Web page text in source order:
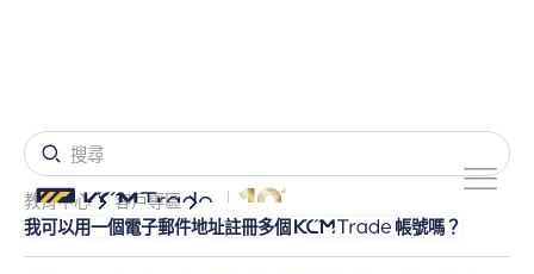
教育中心
客戶專區
我可以用一個電子郵件地址註冊多個
帳號嗎？